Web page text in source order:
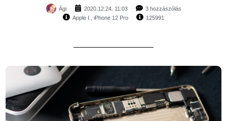
Ági 2020.12.24. 11:03
3 hozzászólás
Apple I.
iPhone 12 Pro 125991